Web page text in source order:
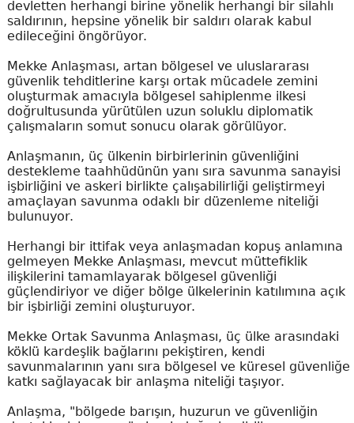
devletten herhangi birine yönelik herhangi bir silahlı
saldırının, hepsine yönelik bir saldırı olarak kabul
edileceğini öngörüyor.
Mekke Anlaşması, artan bölgesel ve uluslararası
güvenlik tehditlerine karşı ortak mücadele zemini
oluşturmak amacıyla bölgesel sahiplenme ilkesi
doğrultusunda yürütülen uzun soluklu diplomatik
çalışmaların somut sonucu olarak görülüyor.
Anlaşmanın, üç ülkenin birbirlerinin güvenliğini
destekleme taahhüdünün yanı sıra savunma sanayisi
işbirliğini ve askeri birlikte çalışabilirliği geliştirmeyi
amaçlayan savunma odaklı bir düzenleme niteliği
bulunuyor.
Herhangi bir ittifak veya anlaşmadan kopuş anlamına
gelmeyen Mekke Anlaşması, mevcut müttefiklik
ilişkilerini tamamlayarak bölgesel güvenliği
güçlendiriyor ve diğer bölge ülkelerinin katılımına açık
bir işbirliği zemini oluşturuyor.
Mekke Ortak Savunma Anlaşması, üç ülke arasındaki
köklü kardeşlik bağlarını pekiştiren, kendi
savunmalarının yanı sıra bölgesel ve küresel güvenliğe
katkı sağlayacak bir anlaşma niteliği taşıyor.
Anlaşma, "bölgede barışın, huzurun ve güvenliğin